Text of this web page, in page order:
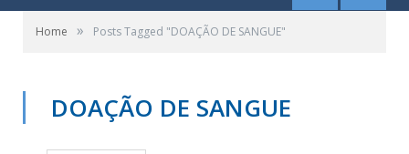
Home » Posts Tagged "DOAÇÃO DE SANGUE"
DOAÇÃO DE SANGUE